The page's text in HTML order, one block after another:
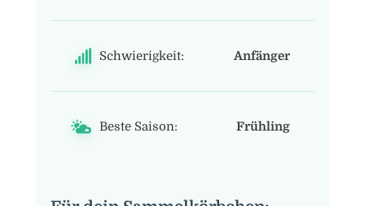
Schwierigkeit: Anfänger
Beste Saison: Frühling